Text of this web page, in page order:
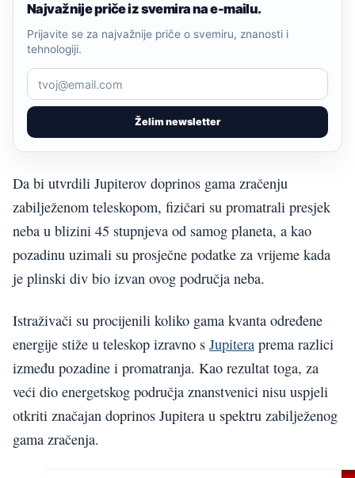
Najvažnije priče iz svemira na e-mailu.
Želim newsletter
Prijavite se za najvažnije priče o svemiru, znanosti i
tehnologiji.
Da bi utvrdili Jupiterov doprinos gama zračenju
zabilježenom teleskopom, fizičari su promatrali presjek
neba u blizini 45 stupnjeva od samog planeta, a kao
pozadinu uzimali su prosječne podatke za vrijeme kada
je plinski div bio izvan ovog područja neba.
Istraživači su procijenili koliko gama kvanta određene
energije stiže u teleskop izravno s Jupitera prema razlici
između pozadine i promatranja. Kao rezultat toga, za
veći dio energetskog područja znanstvenici nisu uspjeli
otkriti značajan doprinos Jupitera u spektru zabilježenog
gama zračenja.